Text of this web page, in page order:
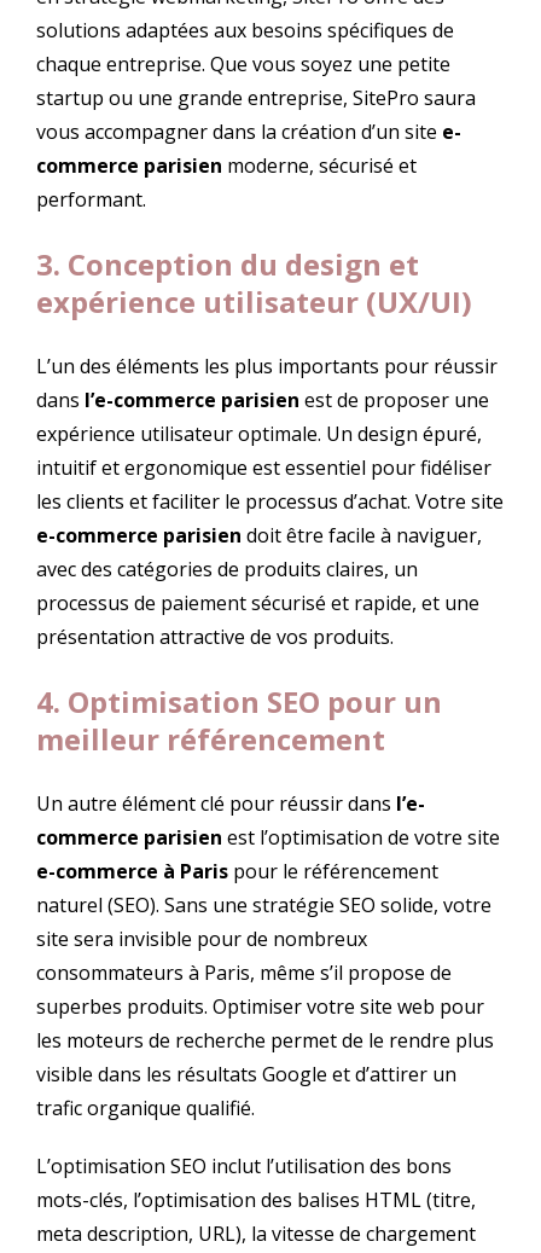
solutions adaptées aux besoins spécifiques de
chaque entreprise. Que vous soyez une petite
startup ou une grande entreprise, SitePro saura
vous accompagner dans la création d’un site e-
commerce parisien moderne, sécurisé et
performant.
3. Conception du design et
expérience utilisateur (UX/UI)
L’un des éléments les plus importants pour réussir
dans l’e-commerce parisien est de proposer une
expérience utilisateur optimale. Un design épuré,
intuitif et ergonomique est essentiel pour fidéliser
les clients et faciliter le processus d’achat. Votre site
e-commerce parisien doit être facile à naviguer,
avec des catégories de produits claires, un
processus de paiement sécurisé et rapide, et une
présentation attractive de vos produits.
4. Optimisation SEO pour un
meilleur référencement
Un autre élément clé pour réussir dans l’e-
commerce parisien est l’optimisation de votre site
e-commerce à Paris pour le référencement
naturel (SEO). Sans une stratégie SEO solide, votre
site sera invisible pour de nombreux
consommateurs à Paris, même s’il propose de
superbes produits. Optimiser votre site web pour
les moteurs de recherche permet de le rendre plus
visible dans les résultats Google et d’attirer un
trafic organique qualifié.
L’optimisation SEO inclut l’utilisation des bons
mots-clés, l’optimisation des balises HTML (titre,
meta description, URL), la vitesse de chargement